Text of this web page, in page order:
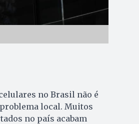
no Brasil não é
local. Muitos
no país acabam